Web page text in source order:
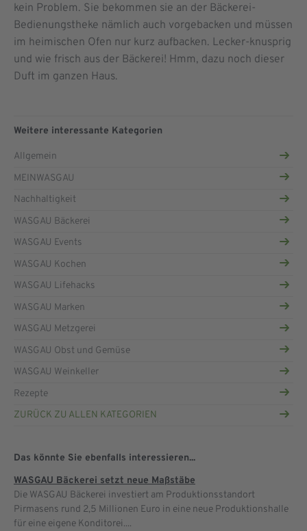
kein Problem. Sie bekommen sie an der Bäckerei-
Bedienungstheke nämlich auch vorgebacken und müssen
im heimischen Ofen nur kurz aufbacken. Lecker-knusprig
und wie frisch aus der Bäckerei! Hmm, dazu noch dieser
Duft im ganzen Haus.
Weitere interessante Kategorien
Allgemein
MEINWASGAU
Nachhaltigkeit
WASGAU Bäckerei
WASGAU Events
WASGAU Kochen
WASGAU Lifehacks
WASGAU Marken
WASGAU Metzgerei
WASGAU Obst und Gemüse
WASGAU Weinkeller
Rezepte
ZURÜCK ZU ALLEN KATEGORIEN
Das könnte Sie ebenfalls interessieren...
WASGAU Bäckerei setzt neue Maßstäbe
Die WASGAU Bäckerei investiert am Produktionsstandort
Pirmasens rund 2,5 Millionen Euro in eine neue Produktionshalle
für eine eigene Konditorei....